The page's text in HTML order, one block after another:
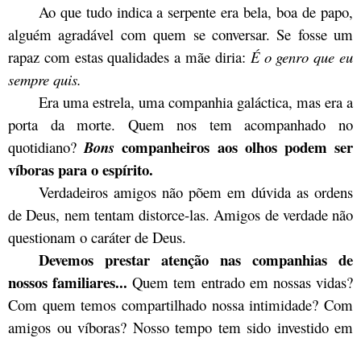
Ao que tudo indica a serpente era bela, boa de papo,
alguém agradável com quem se conversar. Se fosse um
rapaz com estas qualidades a mãe diria: É o genro que eu
sempre quis.
Era uma estrela, uma companhia galáctica, mas era a
porta da morte. Quem nos tem acompanhado no
quotidiano?Bonscompanheiros aos olhos podem ser
víboras para o espírito.
Verdadeiros amigos não põem em dúvida as ordens
de Deus, nem tentam distorce-las. Amigos de verdade não
questionam o caráter de Deus.
Devemos prestar atenção nas companhias de
nossos familiares...Quem tem entrado em nossas vidas?
Com quem temos compartilhado nossa intimidade? Com
amigos ou víboras? Nosso tempo tem sido investido em